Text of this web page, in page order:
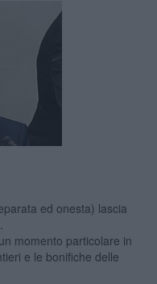
ed onesta) lascia
momento particolare in
e le bonifiche delle